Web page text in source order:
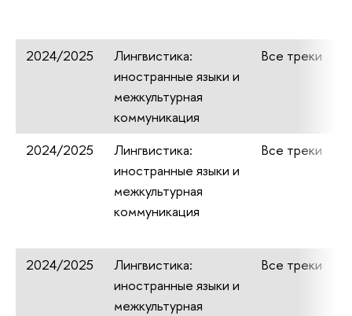
2024/2025
Лингвистика:
иностранные языки и
межкультурная
коммуникация
Все треки
2024/2025
Лингвистика:
иностранные языки и
межкультурная
коммуникация
Все треки
2024/2025
Лингвистика:
иностранные языки и
межкультурная
Все треки